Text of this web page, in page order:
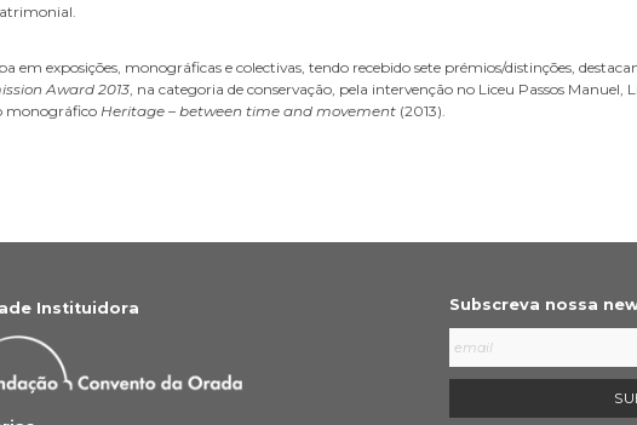
em exposições, monográficas e colectivas, tendo recebido sete prémios/distinções,
Award 2013 , na categoria de conservação, pela intervenção no Liceu Passos
monográfico Heritage – between time and movement (2013).
Instituidora Subscreva nossa